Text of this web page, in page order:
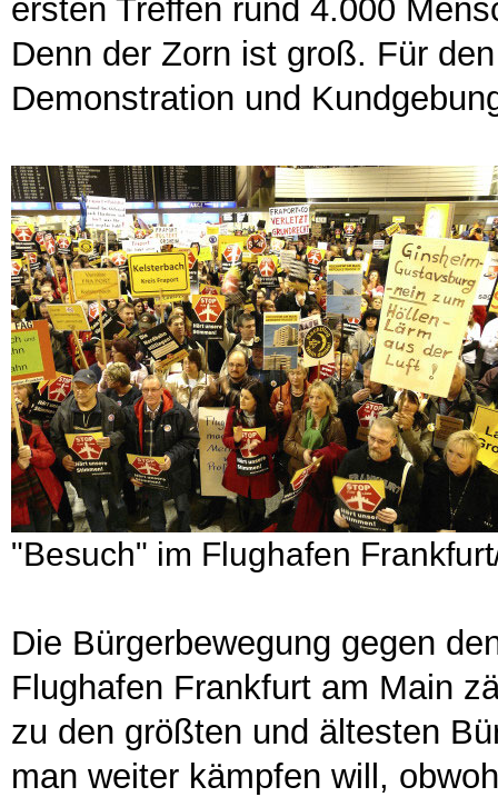
ersten Treffen rund 4.000
Denn der Zorn ist groß. Für
Demonstration und
"Besuch" im Flughafen
Die Bürgerbewegung gegen
Flughafen Frankfurt am Main
zu den größten und ältesten
man weiter kämpfen will,